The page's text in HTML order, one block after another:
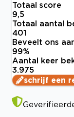
Totaal score
9,5
Totaal aantal
401
Beveelt ons
99%
Aantal keer
3.975
schrijf een